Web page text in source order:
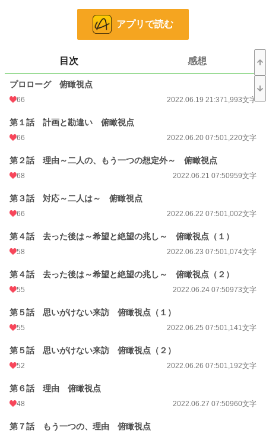
ですがこの婚約は少々特殊な意味を持つものとなっており、解消するにはソフ
ィアの協力が必要不可欠。ソフィアが関係の解消を快諾し、幼馴染三人で両家の
当主に訴えなければ実現できないものでした。
そしてそんなソフィアは『家の都合』を優先するため、素直に力を貸してくれ
はしないと考えていました。
そこで二人は毒を用意し、一緒になれないなら飲んで死ぬとソフィアに宣言。
大切な幼馴染が死ぬのは嫌だから、必ず言うことを聞く――。と二人はほくそ笑
んでいましたが、そんなイーサンとアヴリーヌに返ってきたのは予想外の言葉で
した。
「そう。どうぞご自由に」
小説
恋愛 3,772 位 / 66,375 件
お気に入り
24h.ポイント 156 pt
文字数
更新日時 2022.07.27 07:20
2022.07.25 18:43
月間ポイント
19,963 pt (20,155 位)
累計ポイント
アプリで読む
目次 感想
プロローグ 俯瞰視点
66 2022.06.19 21:371,993文字
第１話 計画と勘違い 俯瞰視点
66 2022.06.20 07:501,220文字
第２話 理由～二人の、もう一つの想定外～ 俯瞰視点
68 2022.06.21 07:50959文字
第３話 対応～二人は～ 俯瞰視点
66 2022.06.22 07:501,002文字
第４話 去った後は～希望と絶望の兆し～ 俯瞰視点（１）
58 2022.06.23 07:501,074文字
第４話 去った後は～希望と絶望の兆し～ 俯瞰視点（２）
55 2022.06.24 07:50973文字
第５話 思いがけない来訪 俯瞰視点（１）
55 2022.06.25 07:501,141文字
第５話 思いがけない来訪 俯瞰視点（２）
52 2022.06.26 07:501,192文字
第６話 理由 俯瞰視点
48 2022.06.27 07:50960文字
第７話 もう一つの、理由 俯瞰視点